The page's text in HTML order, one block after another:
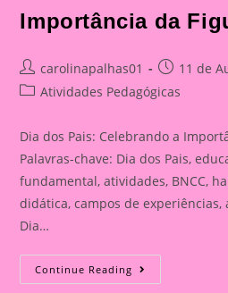
Importância da
Post
author:
carolinapalhas01
Post
published:
11 de
PostAtividades Pedagógicas
Dia dos Pais: Celebrando a
Palavras-chave: Dia dos Pais,
fundamental, atividades, BNCC,
didática, campos de experiências,
Dia…
Continue Reading Cartão
Lembrança